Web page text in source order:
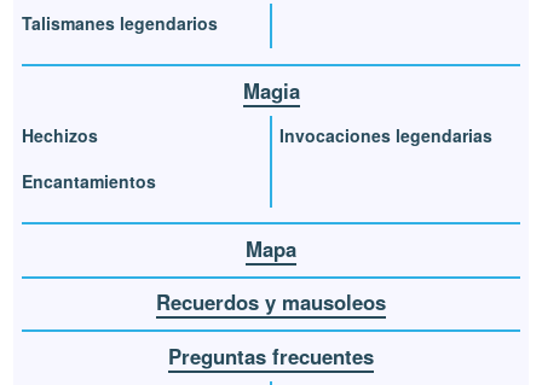
Talismanes legendarios
Magia
Hechizos
Encantamientos
Invocaciones legendarias
Mapa
Recuerdos y mausoleos
Preguntas frecuentes